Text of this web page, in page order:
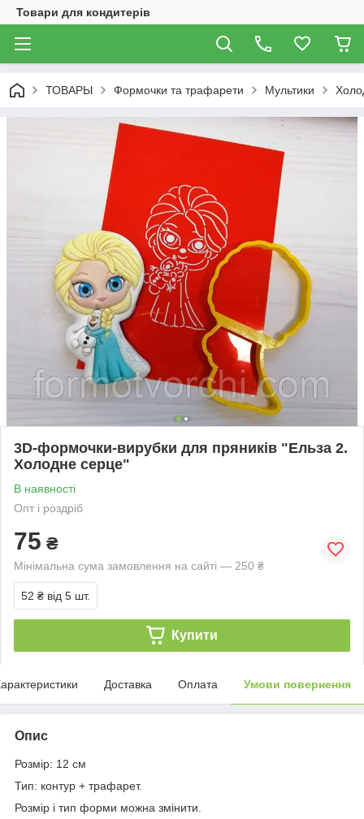
Товари для кондитерів
ТОВАРЫ Формочки та трафарети Мультики
3D-формочки-вирубки для пряників "Ельза 2.
Холодне серце"
В наявності
Опт і роздріб
75 ₴
Мінімальна сума замовлення на сайті — 250 ₴
52 ₴ від 5 шт.
Купити
Доставка Оплата Умови повернення
Опис
Розмір: 12 см
Тип: контур + трафарет.
Розмір і тип форми можна змінити.